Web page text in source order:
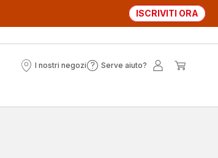
ISCRIVITI ORA
I nostri negozi
I
Serve aiuto?
Serve